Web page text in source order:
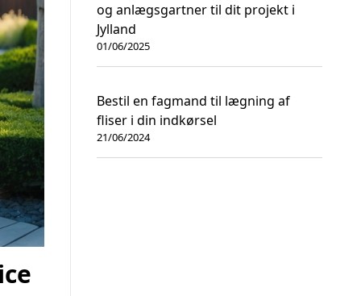
og anlægsgartner til dit projekt i
Jylland
01/06/2025
Bestil en fagmand til lægning af
fliser i din indkørsel
21/06/2024